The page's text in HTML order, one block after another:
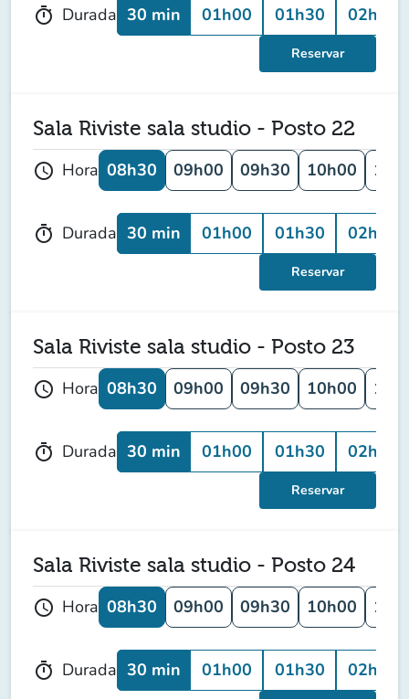
timer Durada 30 min 01h00 01h30 02h00
Reservar
Sala Riviste sala studio - Posto 22
schedule Hora 08h30 09h00 09h30 10h00
timer Durada 30 min 01h00 01h30 02h00
Reservar
Sala Riviste sala studio - Posto 23
schedule Hora 08h30 09h00 09h30 10h00
timer Durada 30 min 01h00 01h30 02h00
Reservar
Sala Riviste sala studio - Posto 24
schedule Hora 08h30 09h00 09h30 10h00
timer Durada 30 min 01h00 01h30 02h00